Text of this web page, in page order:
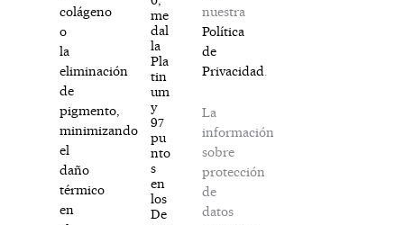
colágeno
o
la
eliminación
de
pigmento,
minimizando
el
daño
térmico
en
me
dal
la
Pla
tin
um
y
97
pu
nto
s
en
los
De
nuestra
Política
de
Privacidad
La
información
sobre
protección
de
datos